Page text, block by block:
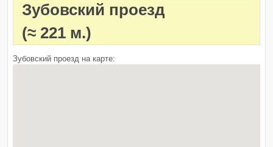
Зубовский проезд
(≈ 221 м.)
Зубовский проезд на карте: